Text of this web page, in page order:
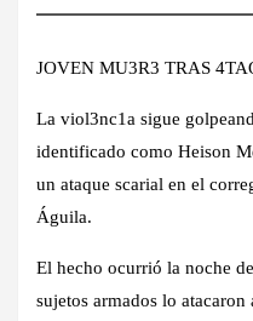
JOVEN MU3R3 TRAS
La viol3nc1a sigue
identificado como Heison
un ataque scarial en el
Águila.
El hecho ocurrió la noche
sujetos armados lo